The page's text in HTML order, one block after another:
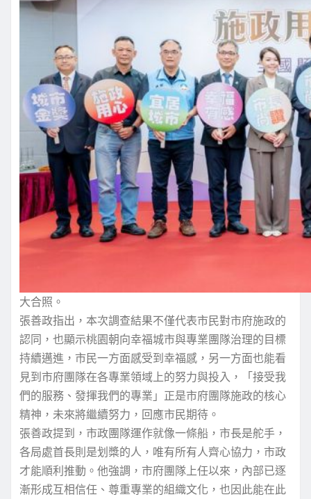
大合照。
張善政指出，本次調查結果不僅代表市民對市府施政的
認同，也顯示桃園朝向幸福城市與專業團隊治理的目標
持續邁進，市民一方面感受到幸福感，另一方面也能看
見到市府團隊在各專業領域上的努力與投入，「接受我
們的服務、發揮我們的專業」正是市府團隊施政的核心
精神，未來將繼續努力，回應市民期待。
張善政提到，市政團隊運作就像一條船，市長是舵手，
各局處首長則是划槳的人，唯有所有人齊心協力，市政
才能順利推動。他強調，市府團隊上任以來，內部已逐
漸形成互相信任、尊重專業的組織文化，也因此能在此